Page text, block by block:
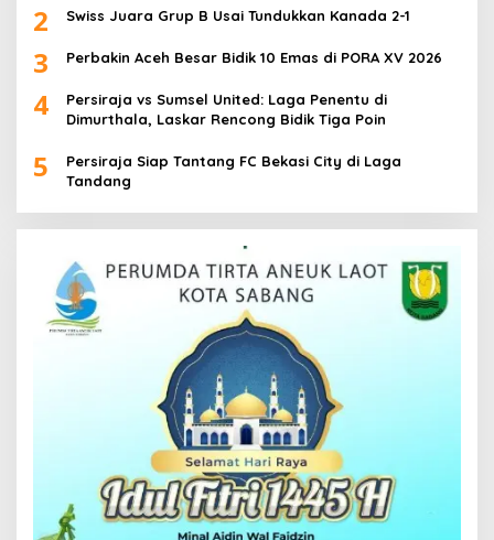
2 Swiss Juara Grup B Usai Tundukkan Kanada 2-1
3 Perbakin Aceh Besar Bidik 10 Emas di PORA XV 2026
4
Persiraja vs Sumsel United: Laga Penentu di
Dimurthala, Laskar Rencong Bidik Tiga Poin
5
Persiraja Siap Tantang FC Bekasi City di Laga
Tandang